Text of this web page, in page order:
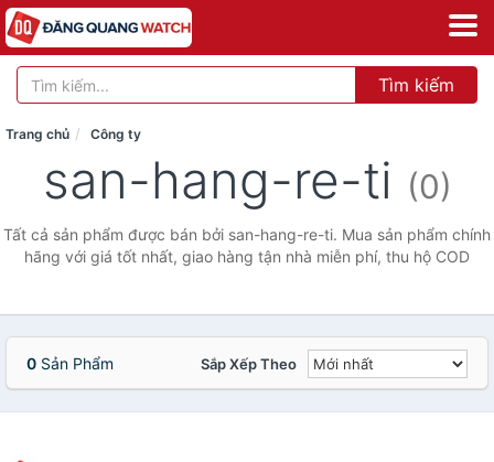
Tìm kiếm
Trang chủ Công ty
san-hang-re-ti (0)
Tất cả sản phẩm được bán bởi san-hang-re-ti. Mua sản phẩm chính
hãng với giá tốt nhất, giao hàng tận nhà miễn phí, thu hộ COD
0 Sản Phẩm Sắp Xếp Theo